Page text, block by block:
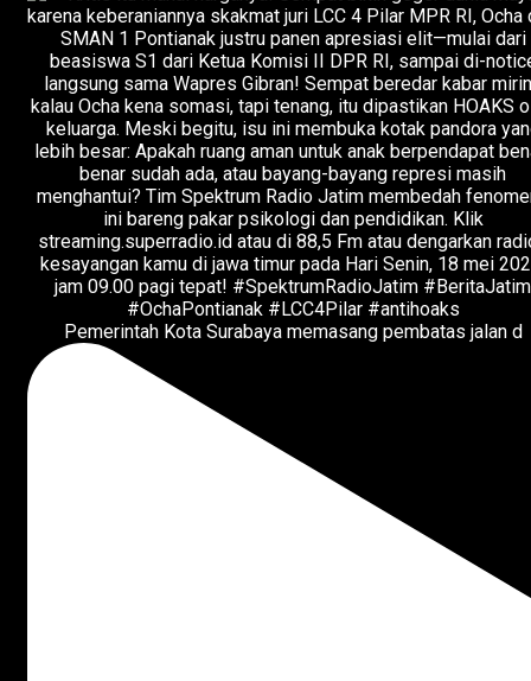
Pemerintah Kota Surabaya memasang pembatas jalan d